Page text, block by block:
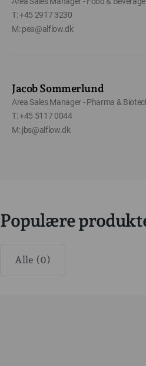
T: +45 2917 3230
M: pea@alflow.dk
Jacob Sommerlund
Area Sales Manager - Pharma &
T: +45 5117 0044
M: jbs@alflow.dk
Populære
Alle (0)